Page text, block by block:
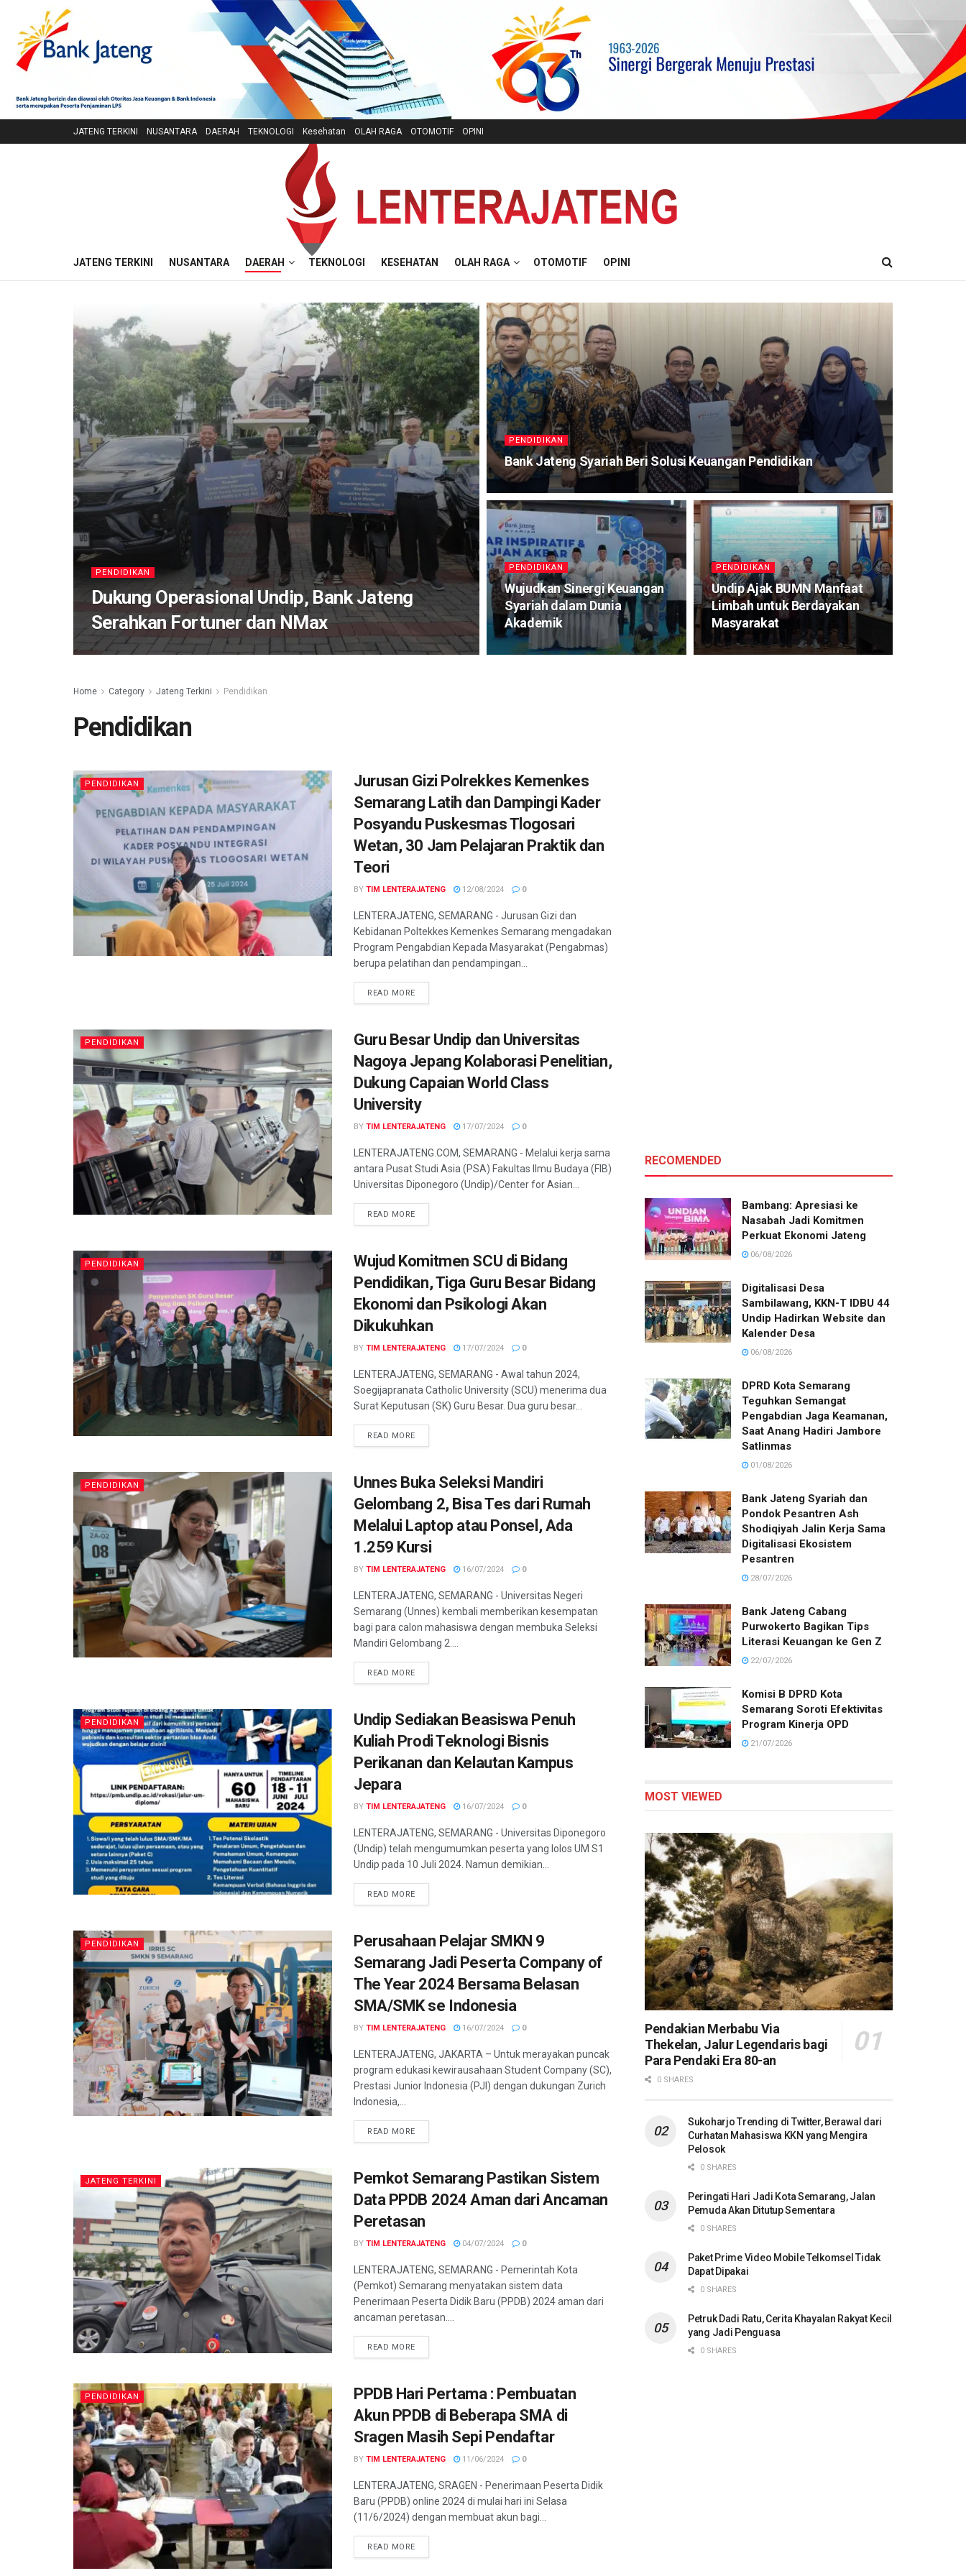
JATENG TERKINI NUSANTARA DAERAH TEKNOLOGI Kesehatan OLAH RAGA OTOMOTIF OPINI
JATENG TERKINI NUSANTARA DAERAH TEKNOLOGI KESEHATAN OLAH RAGA OTOMOTIF OPINI
PENDIDIKAN
Dukung Operasional Undip, Bank Jateng
Serahkan Fortuner dan NMax
PENDIDIKAN
Bank Jateng Syariah Beri Solusi Keuangan Pendidikan
PENDIDIKAN
Wujudkan Sinergi Keuangan
Syariah dalam Dunia
Akademik
PENDIDIKAN
Undip Ajak BUMN Manfaat
Limbah untuk Berdayakan
Masyarakat
Home Category Jateng Terkini Pendidikan
Pendidikan
PENDIDIKAN
Jurusan Gizi Polrekkes Kemenkes
Semarang Latih dan Dampingi Kader
Posyandu Puskesmas Tlogosari
Wetan, 30 Jam Pelajaran Praktik dan
Teori
BY TIM LENTERAJATENG 12/08/2024 0
LENTERAJATENG, SEMARANG - Jurusan Gizi dan
Kebidanan Poltekkes Kemenkes Semarang mengadakan
Program Pengabdian Kepada Masyarakat (Pengabmas)
berupa pelatihan dan pendampingan...
READ MOREDETAILS
PENDIDIKAN
Guru Besar Undip dan Universitas
Nagoya Jepang Kolaborasi Penelitian,
Dukung Capaian World Class
University
BY TIM LENTERAJATENG 17/07/2024 0
LENTERAJATENG.COM, SEMARANG - Melalui kerja sama
antara Pusat Studi Asia (PSA) Fakultas Ilmu Budaya (FIB)
Universitas Diponegoro (Undip)/Center for Asian...
READ MOREDETAILS
PENDIDIKAN
Wujud Komitmen SCU di Bidang
Pendidikan, Tiga Guru Besar Bidang
Ekonomi dan Psikologi Akan
Dikukuhkan
BY TIM LENTERAJATENG 17/07/2024 0
LENTERAJATENG, SEMARANG - Awal tahun 2024,
Soegijapranata Catholic University (SCU) menerima dua
Surat Keputusan (SK) Guru Besar. Dua guru besar...
READ MOREDETAILS
PENDIDIKAN
Unnes Buka Seleksi Mandiri
Gelombang 2, Bisa Tes dari Rumah
Melalui Laptop atau Ponsel, Ada
1.259 Kursi
BY TIM LENTERAJATENG 16/07/2024 0
LENTERAJATENG, SEMARANG - Universitas Negeri
Semarang (Unnes) kembali memberikan kesempatan
bagi para calon mahasiswa dengan membuka Seleksi
Mandiri Gelombang 2....
READ MOREDETAILS
PENDIDIKAN
Undip Sediakan Beasiswa Penuh
Kuliah Prodi Teknologi Bisnis
Perikanan dan Kelautan Kampus
Jepara
BY TIM LENTERAJATENG 16/07/2024 0
LENTERAJATENG, SEMARANG - Universitas Diponegoro
(Undip) telah mengumumkan peserta yang lolos UM S1
Undip pada 10 Juli 2024. Namun demikian...
READ MOREDETAILS
PENDIDIKAN
Perusahaan Pelajar SMKN 9
Semarang Jadi Peserta Company of
The Year 2024 Bersama Belasan
SMA/SMK se Indonesia
BY TIM LENTERAJATENG 16/07/2024 0
LENTERAJATENG, JAKARTA – Untuk merayakan puncak
program edukasi kewirausahaan Student Company (SC),
Prestasi Junior Indonesia (PJI) dengan dukungan Zurich
Indonesia,...
READ MOREDETAILS
JATENG TERKINI
Pemkot Semarang Pastikan Sistem
Data PPDB 2024 Aman dari Ancaman
Peretasan
BY TIM LENTERAJATENG 04/07/2024 0
LENTERAJATENG, SEMARANG - Pemerintah Kota
(Pemkot) Semarang menyatakan sistem data
Penerimaan Peserta Didik Baru (PPDB) 2024 aman dari
ancaman peretasan....
READ MOREDETAILS
PENDIDIKAN
PPDB Hari Pertama : Pembuatan
Akun PPDB di Beberapa SMA di
Sragen Masih Sepi Pendaftar
BY TIM LENTERAJATENG 11/06/2024 0
LENTERAJATENG, SRAGEN - Penerimaan Peserta Didik
Baru (PPDB) online 2024 di mulai hari ini Selasa
(11/6/2024) dengan membuat akun bagi...
READ MOREDETAILS
RECOMENDED
Bambang: Apresiasi ke
Nasabah Jadi Komitmen
Perkuat Ekonomi Jateng
06/08/2026
Digitalisasi Desa
Sambilawang, KKN-T IDBU 44
Undip Hadirkan Website dan
Kalender Desa
06/08/2026
DPRD Kota Semarang
Teguhkan Semangat
Pengabdian Jaga Keamanan,
Saat Anang Hadiri Jambore
Satlinmas
01/08/2026
Bank Jateng Syariah dan
Pondok Pesantren Ash
Shodiqiyah Jalin Kerja Sama
Digitalisasi Ekosistem
Pesantren
28/07/2026
Bank Jateng Cabang
Purwokerto Bagikan Tips
Literasi Keuangan ke Gen Z
22/07/2026
Komisi B DPRD Kota
Semarang Soroti Efektivitas
Program Kinerja OPD
21/07/2026
MOST VIEWED
Pendakian Merbabu Via
Thekelan, Jalur Legendaris bagi
Para Pendaki Era 80-an
0 SHARES
Sukoharjo Trending di Twitter, Berawal dari
Curhatan Mahasiswa KKN yang Mengira
Pelosok
0 SHARES
Peringati Hari Jadi Kota Semarang, Jalan
Pemuda Akan Ditutup Sementara
0 SHARES
Paket Prime Video Mobile Telkomsel Tidak
Dapat Dipakai
0 SHARES
Petruk Dadi Ratu, Cerita Khayalan Rakyat Kecil
yang Jadi Penguasa
0 SHARES